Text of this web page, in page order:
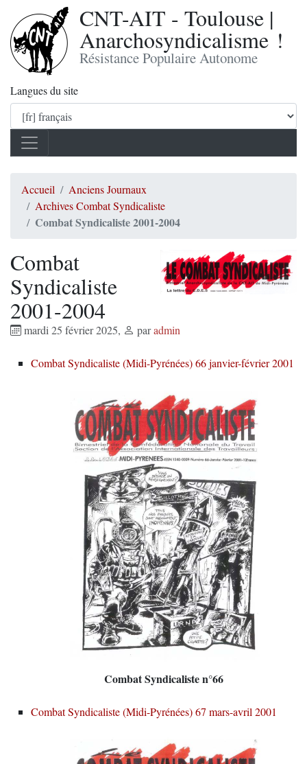
CNT-AIT - Toulouse |
Anarchosyndicalisme !
Résistance Populaire Autonome
Langues du site
Accueil
Anciens Journaux
Archives Combat Syndicaliste
Combat Syndicaliste 2001-2004
Combat
Syndicaliste
2001-2004
mardi 25 février 2025, paradmin
Combat Syndicaliste (Midi-Pyrénées) 66 janvier-février 2001
Combat Syndicaliste n°66
Combat Syndicaliste (Midi-Pyrénées) 67 mars-avril 2001